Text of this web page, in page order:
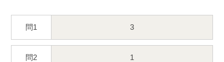
問1 3
問2 1